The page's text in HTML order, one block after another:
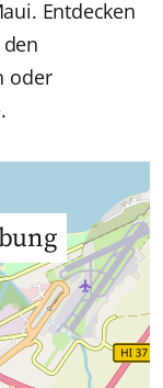
Entdecken
oder